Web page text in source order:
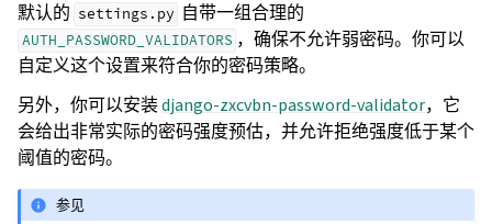
默认的 settings.py 自带一组合理的
AUTH_PASSWORD_VALIDATORS ，确保不允许弱密码。你可以
自定义这个设置来符合你的密码策略。
另外，你可以安装django-zxcvbn-password-validator，它
会给出非常实际的密码强度预估，并允许拒绝强度低于某个
阈值的密码。
参见